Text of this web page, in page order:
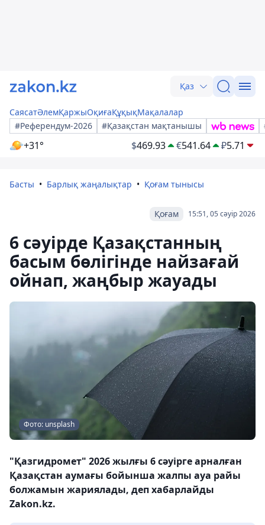
Қаз
СаясатӘлемҚаржыОқиғаҚұқықМақалалар
#Референдум-2026
#Қазақстан мақтанышы
+31° $469.93 €541.64 ₽5.71
Басты Барлық жаңалықтар Қоғам тынысы
15:51, 05 сәуір 2026
Қоғам
6 сәуірде Қазақстанның
басым бөлігінде найзағай
ойнап, жаңбыр жауады
Фото: unsplash
"Қазгидромет" 2026 жылғы 6 сәуірге арналған
Қазақстан аумағы бойынша жалпы ауа райы
болжамын жариялады, деп хабарлайды
Zakon.kz.